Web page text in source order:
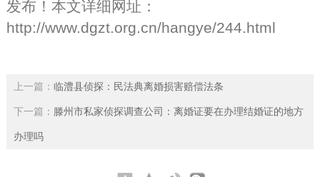
发布！本文详细网址：
http://www.dgzt.org.cn/hangye/244.html
上一篇： 临澧县侦探：民法典离婚损害赔偿法条
下一篇： 滕州市私家侦探调查公司：离婚证要在办理结婚证的地方
办理吗